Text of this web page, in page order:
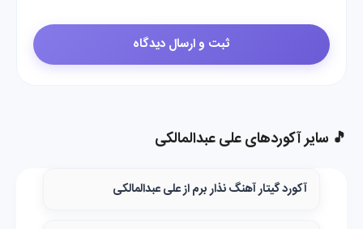
🎵 سایر آکوردهای علی عبدالمالکی
آکورد گیتار آهنگ نذار برم از علی عبدالمالکی